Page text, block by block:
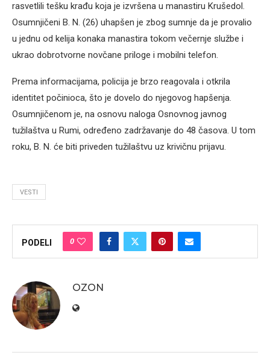
rasvetlili tešku krađu koja je izvršena u manastiru Krušedol.
Osumnjičeni B. N. (26) uhapšen je zbog sumnje da je provalio
u jednu od kelija konaka manastira tokom večernje službe i
ukrao dobrotvorne novčane priloge i mobilni telefon.
Prema informacijama, policija je brzo reagovala i otkrila
identitet počinioca, što je dovelo do njegovog hapšenja.
Osumnjičenom je, na osnovu naloga Osnovnog javnog
tužilaštva u Rumi, određeno zadržavanje do 48 časova. U tom
roku, B. N. će biti priveden tužilaštvu uz krivičnu prijavu.
VESTI
PODELI 0
OZON